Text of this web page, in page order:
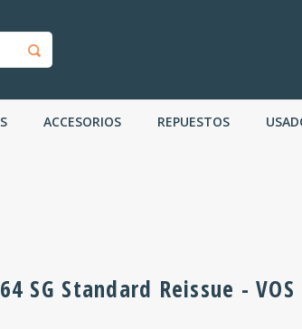
ACCESORIOS REPUESTOS
SG Standard Reissue -